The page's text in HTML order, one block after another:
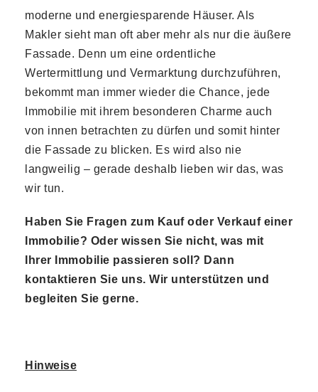
moderne und energiesparende Häuser. Als
Makler sieht man oft aber mehr als nur die äußere
Fassade. Denn um eine ordentliche
Wertermittlung und Vermarktung durchzuführen,
bekommt man immer wieder die Chance, jede
Immobilie mit ihrem besonderen Charme auch
von innen betrachten zu dürfen und somit hinter
die Fassade zu blicken. Es wird also nie
langweilig – gerade deshalb lieben wir das, was
wir tun.
Haben Sie Fragen zum Kauf oder Verkauf einer
Immobilie? Oder wissen Sie nicht, was mit
Ihrer Immobilie passieren soll? Dann
kontaktieren Sie uns. Wir unterstützen und
begleiten Sie gerne.
Hinweise